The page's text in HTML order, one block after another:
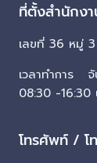
ที่ตั้งสำนักง
เลขที่ 36 หมู่
เวลาทำการ
08:30 -16:30
โทรศัพท์ / โ